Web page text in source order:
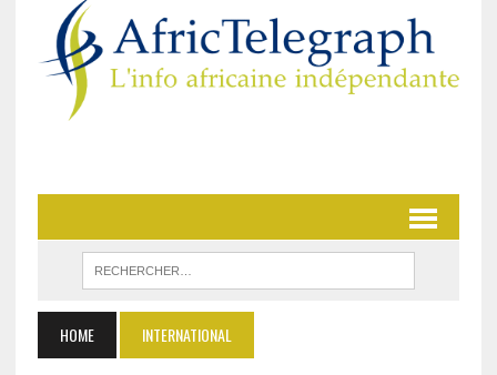
HOME INTERNATIONAL